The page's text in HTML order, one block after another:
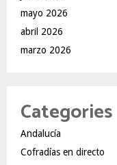
mayo 2026
abril 2026
marzo 2026
Categories
Andalucía
Cofradías en directo